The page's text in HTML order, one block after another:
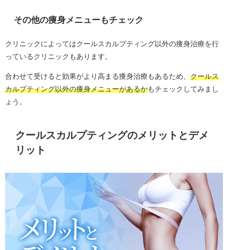
その他の痩身メニューもチェック
クリニックによってはクールスカルプティング以外の痩身治療を行
っているクリニックもあります。
合わせて受けると効果がより高まる痩身治療もあるため、 クールス
カルプティング以外の痩身メニューがあるかもチェックしてみまし
ょう。
クールスカルプティングのメリットとデメ
リット